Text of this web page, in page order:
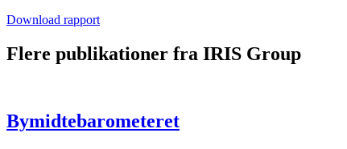
Download rapport
Flere publikationer fra IRIS Group
Bymidtebarometeret